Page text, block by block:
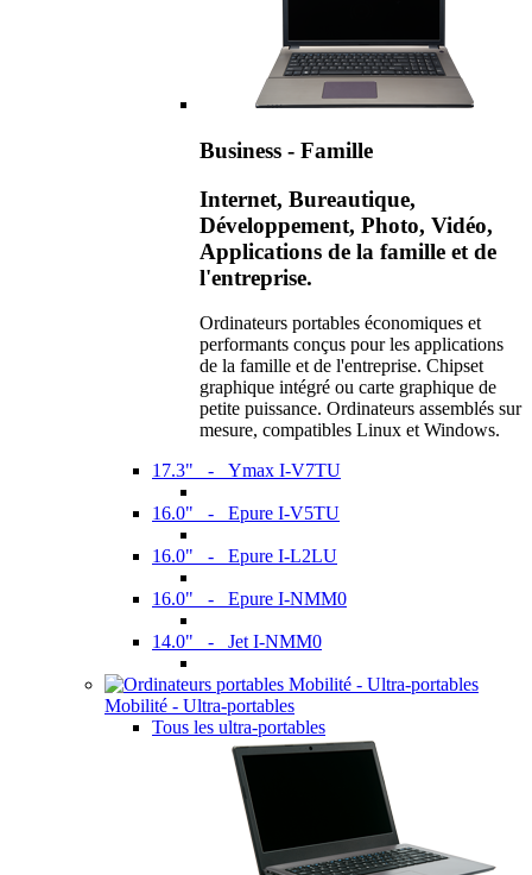
Business - Famille
Internet, Bureautique,
Développement, Photo, Vidéo,
Applications de la famille et de
l'entreprise.
Ordinateurs portables économiques et
performants conçus pour les applications
de la famille et de l'entreprise. Chipset
graphique intégré ou carte graphique de
petite puissance. Ordinateurs assemblés sur
mesure, compatibles Linux et Windows.
17.3" - Ymax I-V7TU
16.0" - Epure I-V5TU
16.0" - Epure I-L2LU
16.0" - Epure I-NMM0
14.0" - Jet I-NMM0
Mobilité - Ultra-portables
Tous les ultra-portables